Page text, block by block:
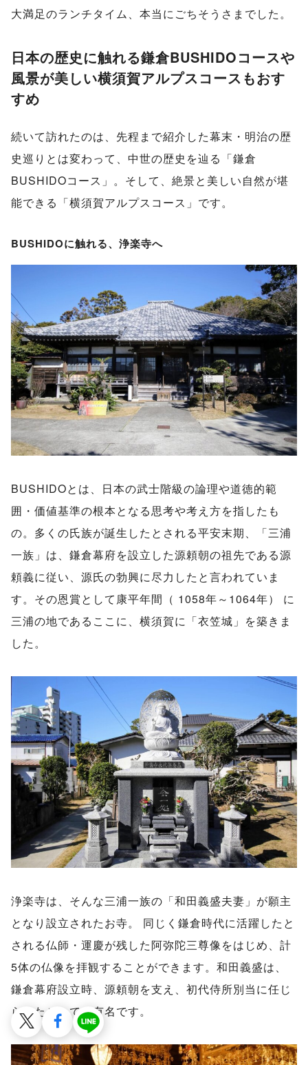
大満足のランチタイム、本当にごちそうさまでした。
日本の歴史に触れる鎌倉BUSHIDOコースや
風景が美しい横須賀アルプスコースもおす
すめ
続いて訪れたのは、先程まで紹介した幕末・明治の歴
史巡りとは変わって、中世の歴史を辿る「鎌倉
BUSHIDOコース」。そして、絶景と美しい自然が堪
能できる「横須賀アルプスコース」です。
BUSHIDOに触れる、浄楽寺へ
BUSHIDOとは、日本の武士階級の論理や道徳的範
囲・価値基準の根本となる思考や考え方を指したも
の。多くの氏族が誕生したとされる平安末期、「三浦
一族」は、鎌倉幕府を設立した源頼朝の祖先である源
頼義に従い、源氏の勃興に尽力したと言われていま
す。その恩賞として康平年間（ 1058年～1064年） に
三浦の地であるここに、横須賀に「衣笠城」を築きま
した。
浄楽寺は、そんな三浦一族の「和田義盛夫妻」が願主
となり設立されたお寺。 同じく鎌倉時代に活躍したと
される仏師・運慶が残した阿弥陀三尊像をはじめ、計
5体の仏像を拝観することができます。和田義盛は、
鎌倉幕府設立時、源頼朝を支え、初代侍所別当に任じ
られたことでも有名です。